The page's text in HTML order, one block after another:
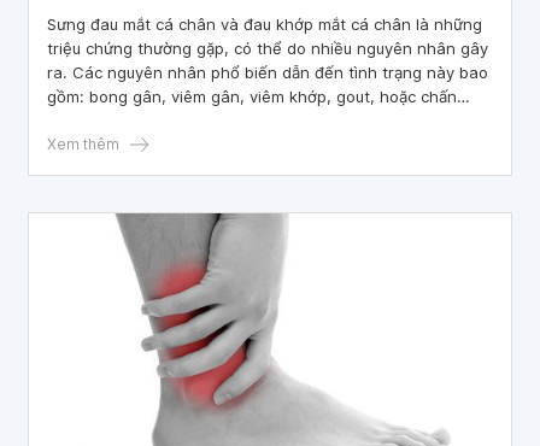
Sưng đau mắt cá chân và đau khớp mắt cá chân là những
triệu chứng thường gặp, có thể do nhiều nguyên nhân gây
ra. Các nguyên nhân phổ biến dẫn đến tình trạng này bao
gồm: bong gân, viêm gân, viêm khớp, gout, hoặc chấn
phương pháp điều trị phù hợp, người bệnh cần được khám
Xem thêm